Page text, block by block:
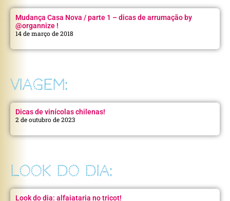
Mudança Casa Nova / parte 1 – dicas de arrumação by
@organnize !
14 de março de 2018
VIAGEM:
Dicas de vinícolas chilenas!
2 de outubro de 2023
LOOK DO DIA:
Look do dia: alfaiataria no tricot!